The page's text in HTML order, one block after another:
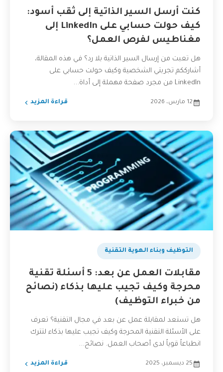
كنت أرسل السير الذاتية إلى ثقب أسود:
كيف حولت حسابي على LinkedIn إلى
مغناطيس لفرص العمل؟
هل تعبت من إرسال السير الذاتية بلا رد؟ في هذه المقالة،
أشارككم تجربتي الشخصية وكيف حولت حسابي على
LinkedIn من مجرد صفحة مهملة إلى أداة...
12 مارس، 2026 قراءة المزيد
التوظيف وبناء الهوية التقنية
مقابلات العمل عن بعد: 5 أسئلة تقنية
محرجة وكيف تجيب عليها بذكاء (نصائح
من خبراء التوظيف)
هل تستعد لمقابلة عمل عن بعد في مجال التقنية؟ تعرف
على الأسئلة التقنية المحرجة وكيف تجيب عليها بذكاء لتترك
انطباعاً قوياً لدى أصحاب العمل. نصائح...
25 ديسمبر، 2025 قراءة المزيد